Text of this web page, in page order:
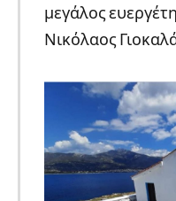
μεγάλος
Νικόλαος